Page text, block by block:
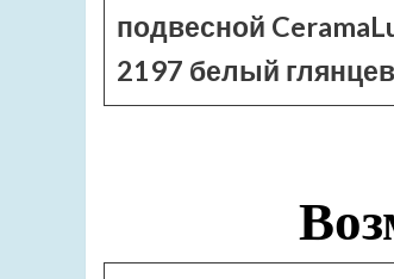
подвесной
2197 белый